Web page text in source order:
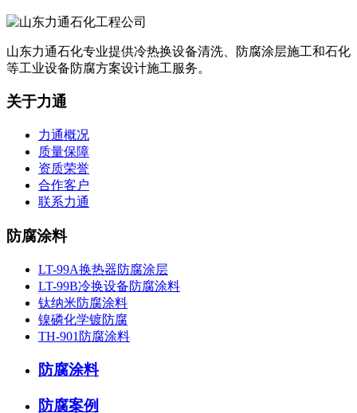
山东力通石化专业提供冷热换设备清洗、防腐涂层施工和石化
等工业设备防腐方案设计施工服务。
关于力通
力通概况
质量保障
资质荣誉
合作客户
联系力通
防腐涂料
LT-99A换热器防腐涂层
LT-99B冷换设备防腐涂料
钛纳米防腐涂料
镍磷化学镀防腐
TH-901防腐涂料
防腐涂料
防腐案例